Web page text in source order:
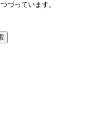
づっています。